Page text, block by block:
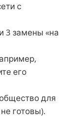
с
3 замены «на
его
для
готовы).